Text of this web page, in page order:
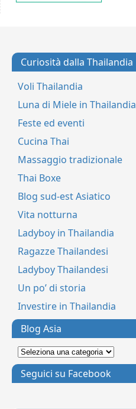
Curiosità dalla Thailandia
Voli Thailandia
Luna di Miele in Thailandia
Feste ed eventi
Cucina Thai
Massaggio tradizionale
Thai Boxe
Blog sud-est Asiatico
Vita notturna
Ladyboy in Thailandia
Ragazze Thailandesi
Ladyboy Thailandesi
Un po’ di storia
Investire in Thailandia
Blog Asia
Seguici su Facebook